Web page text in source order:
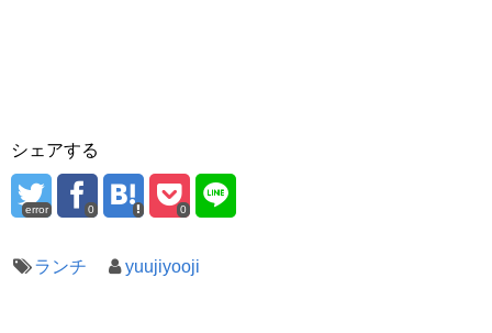
シェアする
error 0 0
ランチ yuujiyooji